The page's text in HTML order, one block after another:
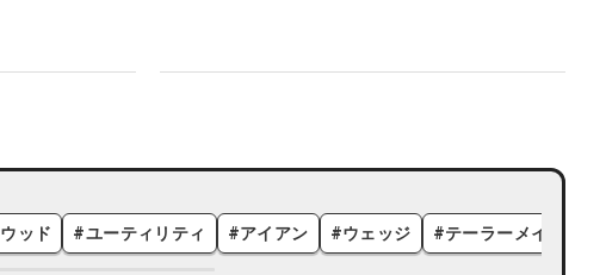
ッド #ユーティリティ #アイアン #ウェッジ #テーラーメイド